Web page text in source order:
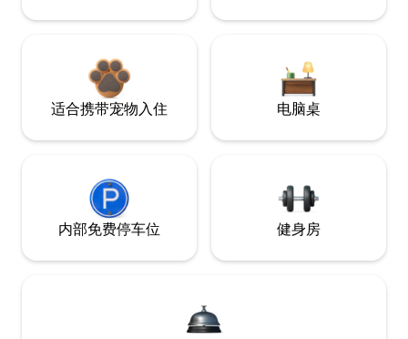
适合携带宠物入住 电脑桌
内部免费停车位 健身房